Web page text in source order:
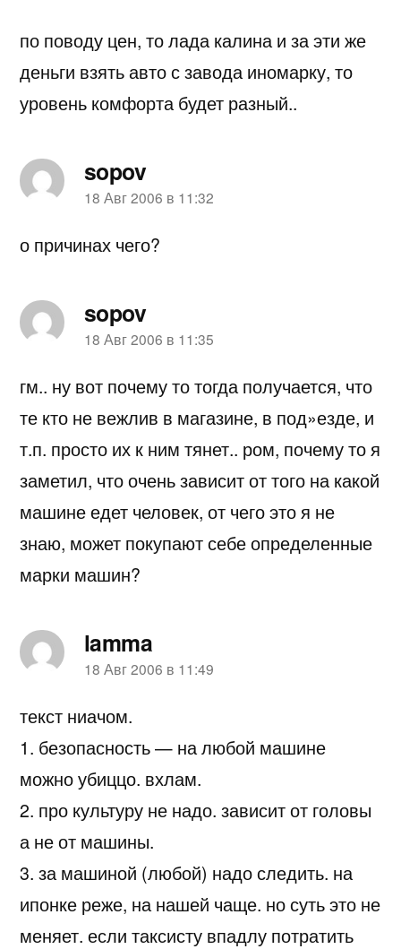
по поводу цен, то лада калина и за эти же
деньги взять авто с завода иномарку, то
уровень комфорта будет разный..
sopov
пишет:
18 Авг 2006 в 11:32
о причинах чего?
sopov
пишет:
18 Авг 2006 в 11:35
гм.. ну вот почему то тогда получается, что
те кто не вежлив в магазине, в под»езде, и
т.п. просто их к ним тянет.. ром, почему то я
заметил, что очень зависит от того на какой
машине едет человек, от чего это я не
знаю, может покупают себе определенные
марки машин?
lamma
пишет:
18 Авг 2006 в 11:49
текст ниачом.
1. безопасность — на любой машине
можно убиццо. вхлам.
2. про культуру не надо. зависит от головы
а не от машины.
3. за машиной (любой) надо следить. на
ипонке реже, на нашей чаще. но суть это не
меняет. если таксисту впадлу потратить